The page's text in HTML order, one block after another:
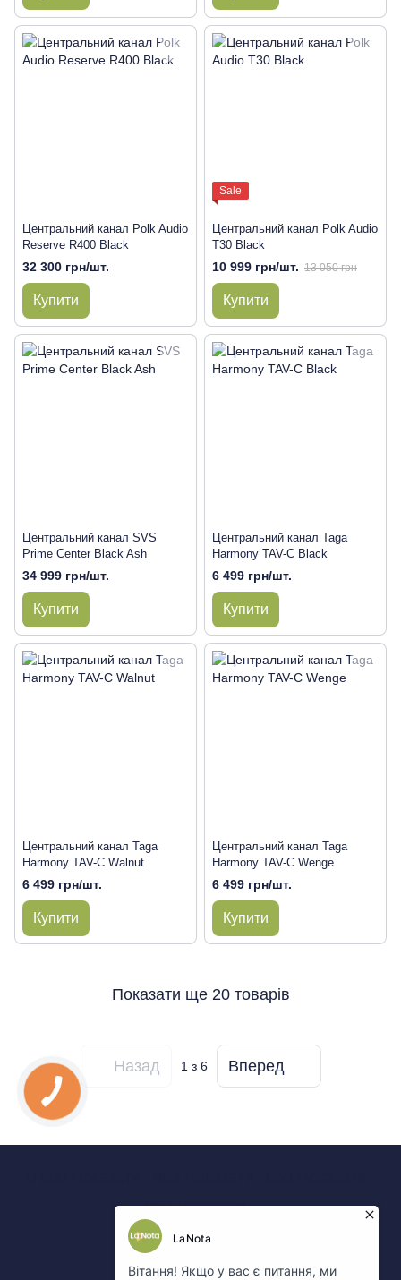
Центральний канал Polk Audio
Reserve R400 Black
32 300 грн/шт.
Купити
Sale
Центральний канал Polk Audio
T30 Black
10 999 грн/шт. 13 050 грн
Купити
Центральний канал SVS
Prime Center Black Ash
34 999 грн/шт.
Купити
Центральний канал Taga
Harmony TAV-C Black
6 499 грн/шт.
Купити
Центральний канал Taga
Harmony TAV-C Walnut
6 499 грн/шт.
Купити
Центральний канал Taga
Harmony TAV-C Wenge
6 499 грн/шт.
Купити
Показати ще 20 товарів
Назад 1з 6 Вперед
067 Показати
Контакти
Повна версія сайту